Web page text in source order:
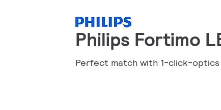
Philips Fortimo
Perfect match with 1-click-optics